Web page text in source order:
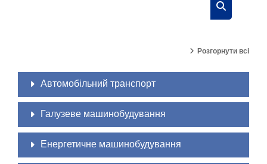
Розгорнути всі
Автомобільний транспорт
Галузеве машинобудування
Енергетичне машинобудування